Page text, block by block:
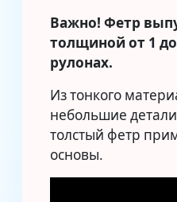
Важно! Фетр
толщиной от 1
рулонах.
Из тонкого
небольшие
толстый фетр
основы.